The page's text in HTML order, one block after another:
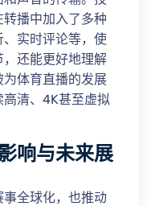
播中加入了多种
实时评论等，使
还能更好地理解
为体育直播的发展
清、4K甚至虚拟
响与未来展
全球化，也推动